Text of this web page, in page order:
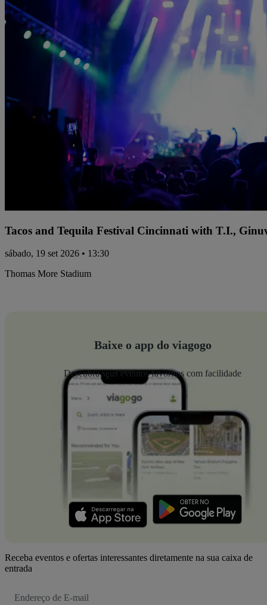
Tacos and Tequila Festival Cincinnati with T.I.,
sábado, 19 set 2026 • 13:30
Thomas More Stadium
Baixe o app do viagogo
Descubra seus eventos favoritos com facilidade
Receba eventos e ofertas interessantes diretamente na sua caixa de
entrada
de